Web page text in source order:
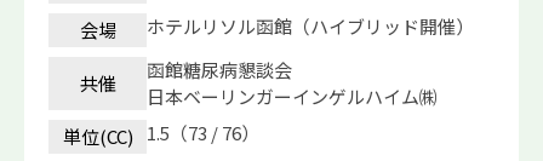
会場
ホテルリソル函館（ハイブリッド開催）
共催
函館糖尿病懇談会
日本ベーリンガーインゲルハイム㈱
単位(CC)
1.5（73 / 76）